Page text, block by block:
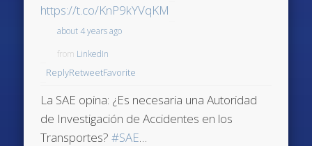
https://t.co/KnP9kYVqKM
about 4 years ago
from LinkedIn
ReplyRetweetFavorite
La SAE opina: ¿Es necesaria una Autoridad
de Investigación de Accidentes en los
Transportes?#SAE…